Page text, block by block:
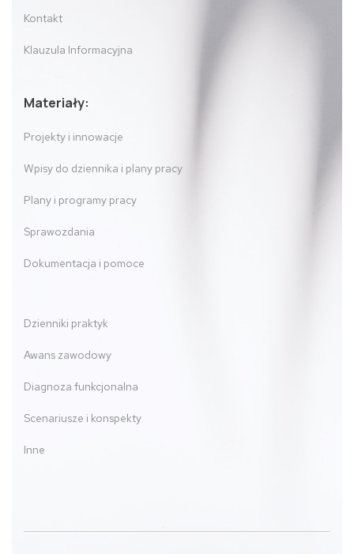
Kontakt
Klauzula Informacyjna
Materiały:
Projekty i innowacje
Wpisy do dziennika i plany pracy
Plany i programy pracy
Sprawozdania
Dokumentacja i pomoce
Dzienniki praktyk
Awans zawodowy
Diagnoza funkcjonalna
Scenariusze i konspekty
Inne